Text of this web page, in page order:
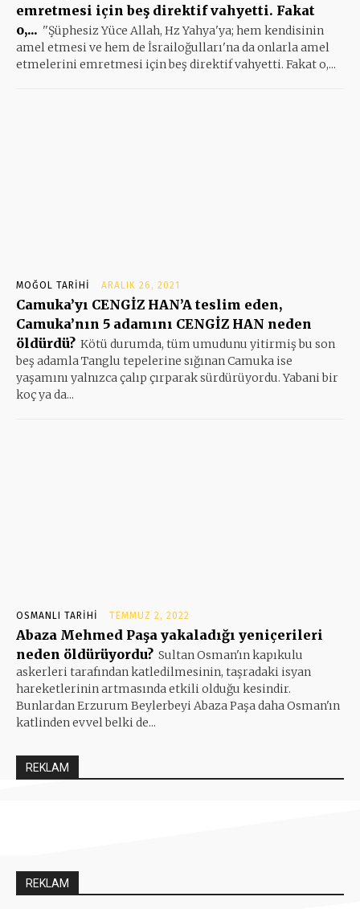
emretmesi için beş direktif vahyetti. Fakat
o,... ''Şüphesiz Yüce Allah, Hz Yahya'ya; hem kendisinin
amel etmesi ve hem de İsrailoğulları'na da onlarla amel
etmelerini emretmesi için beş direktif vahyetti. Fakat o,...
MOĞOL TARIHI ARALIK 26, 2021
Camuka’yı CENGİZ HAN’A teslim eden,
Camuka’nın 5 adamını CENGİZ HAN neden
öldürdü? Kötü durumda, tüm umudunu yitirmiş bu son
beş adamla Tanglu tepelerine sığınan Camuka ise
yaşamını yalnızca çalıp çırparak sürdürüyordu. Yabani bir
koç ya da...
OSMANLI TARIHI TEMMUZ 2, 2022
Abaza Mehmed Paşa yakaladığı yeniçerileri
neden öldürüyordu? Sultan Osman'ın kapıkulu
askerleri tarafından katledilmesinin, taşradaki isyan
hareketlerinin artmasında etkili olduğu kesindir.
Bunlardan Erzurum Beylerbeyi Abaza Paşa daha Osman'ın
katlinden evvel belki de...
REKLAM
REKLAM